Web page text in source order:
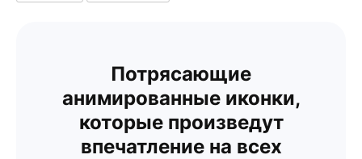
Потрясающие
анимированные иконки,
которые произведут
впечатление на всех